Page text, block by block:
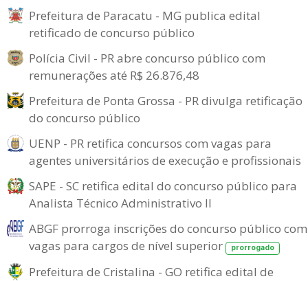
Prefeitura de Paracatu - MG publica edital
retificado de concurso público
Polícia Civil - PR abre concurso público com
remunerações até R$ 26.876,48
Prefeitura de Ponta Grossa - PR divulga retificação
do concurso público
UENP - PR retifica concursos com vagas para
agentes universitários de execução e profissionais
SAPE - SC retifica edital do concurso público para
Analista Técnico Administrativo II
ABGF prorroga inscrições do concurso público com
vagas para cargos de nível superior
prorrogado
Prefeitura de Cristalina - GO retifica edital de